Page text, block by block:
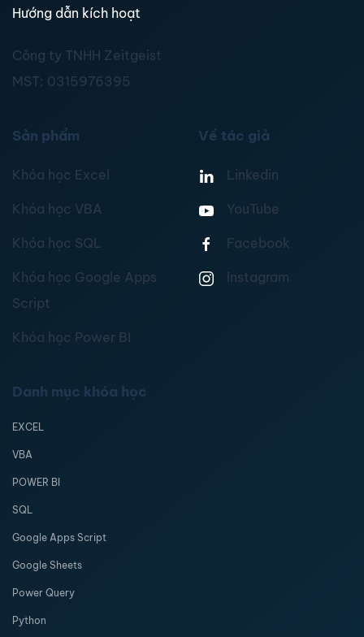
Hướng dẫn kích hoạt
Công ty TNHH Zeitgeist
MST: 0315976395
Sản phẩm
Khóa học Excel
Khóa học VBA
Khóa học SQL
Khóa học Google Apps
Script
Khóa học Power BI
Về tác giả
Linkedin
YouTube
Facebook
Instagram
Danh mục khóa học
EXCEL
VBA
POWER BI
SQL
Google Apps Script
Google Sheets
Power Query
Python